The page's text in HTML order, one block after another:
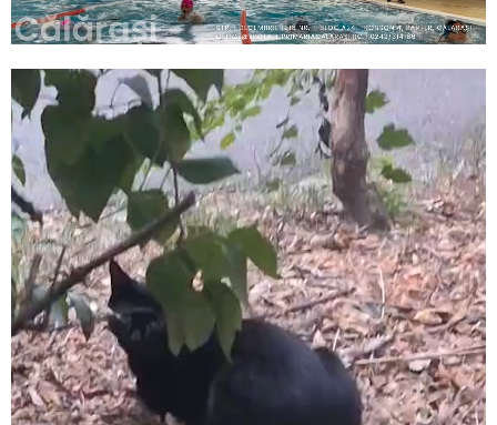
Player
video